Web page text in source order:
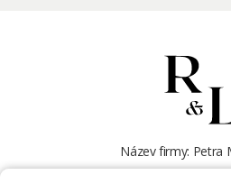
Název firmy: Petra